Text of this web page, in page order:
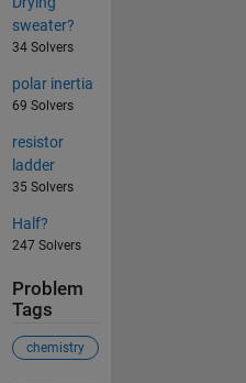
sweater?
34 Solvers
polar inertia
69 Solvers
resistor
ladder
35 Solvers
Half?
247 Solvers
Problem
Tags
chemistry